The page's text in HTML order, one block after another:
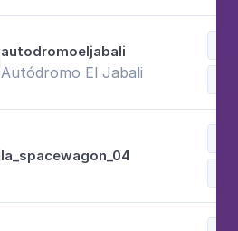
autodromoeljabali
Autódromo El Jabali
la_spacewagon_04